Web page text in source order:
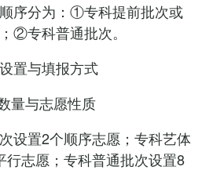
序分为：①专科提前批次或
②专科普通批次。
置与填报方式
量与志愿性质
设置2个顺序志愿；专科艺体
行志愿；专科普通批次设置8